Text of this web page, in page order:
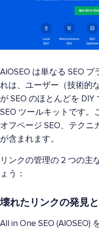
AIOSEO は単なる SEO
れは、ユーザー（技術的
が SEO のほとんどを
SEO ツールキットです。
オフページ SEO、テクニ
が含まれます。
リンクの管理の 2 つの主
ょう：
壊れたリンクの発見
All in One SEO (AIOSEO)